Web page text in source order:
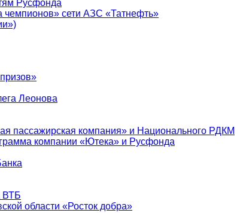
Русфонда
чемпионов» сети АЗС «Татнефть»
Леонова
пассажирская компания» и Национального РДКМ
компании «Ютека» и Русфонда
ВТБ
области «Росток добра»